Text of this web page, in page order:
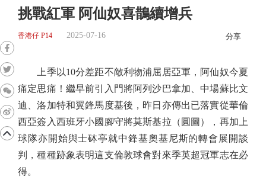
挑戰紅軍 阿仙奴喜鵲續增兵
香港仔 P14 2025-07-16 分享
上季以10分差距不敵利物浦屈居亞軍，阿仙奴今夏
痛定思痛！繼早前引入門將阿列沙巴拿加、中場蘇比文
迪、洛加特和翼鋒馬度基後，昨日亦傳出已落實從華倫
西亞簽入西班牙小國腳守將莫斯基拉（圓圖），再加上
球隊亦開始與士砵亭就中鋒基奧基尼斯的轉會展開談
判，種種跡象表明這支倫敦球會對來季英超冠軍志在必
得。